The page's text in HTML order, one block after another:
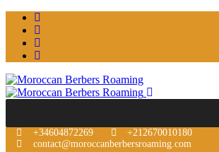
+34604872269
+212670010180
contact@moroccanberbersroaming.com